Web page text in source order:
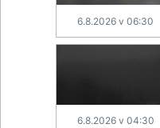
6.8.2026 v 06:30
6.8.2026 v 04:30